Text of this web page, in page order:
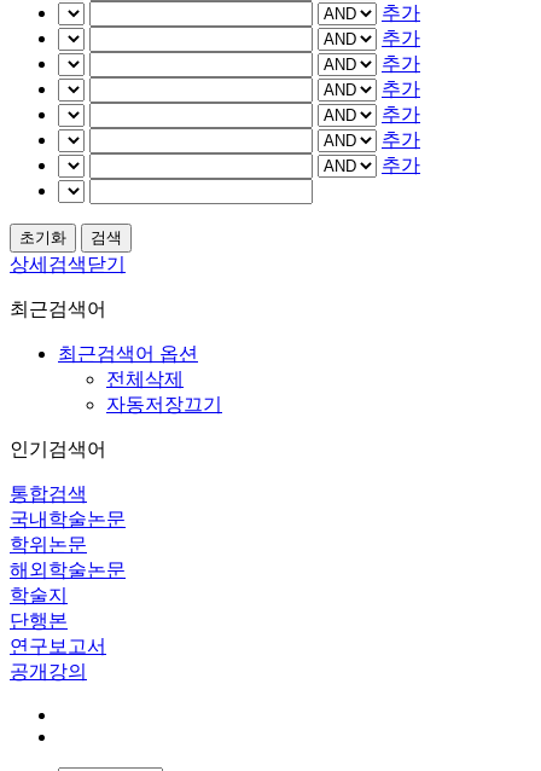
추가
추가
추가
추가
추가
추가
추가
상세검색닫기
최근검색어
최근검색어 옵션
전체삭제
자동저장끄기
인기검색어
통합검색
국내학술논문
학위논문
해외학술논문
학술지
단행본
연구보고서
공개강의